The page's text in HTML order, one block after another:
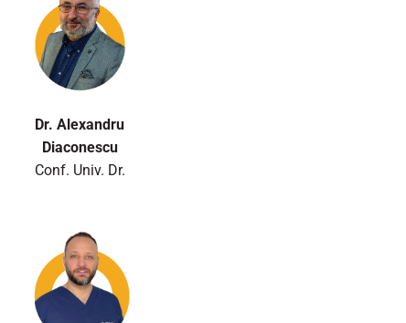
Dr. Alexandru
Diaconescu
Conf. Univ. Dr.